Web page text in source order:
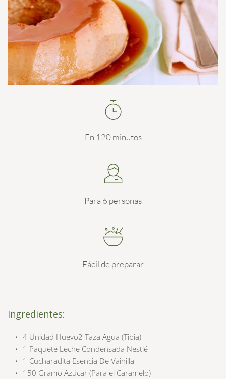
En 120 minutos
Para 6 personas
Fácil de preparar
Ingredientes:
4 Unidad Huevo2 Taza Agua (Tibia)
1 Paquete Leche Condensada Nestlé
1 Cucharadita Esencia De Vainilla
150 Gramo Azúcar (Para el Caramelo)